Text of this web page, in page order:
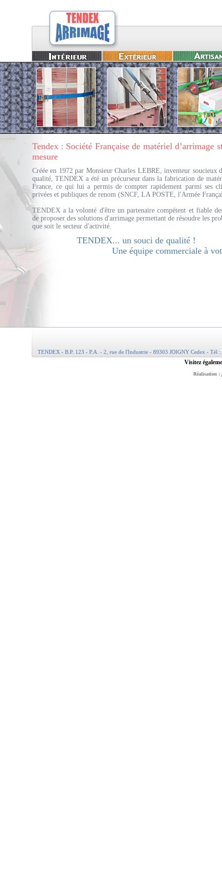
Tendex : Société Française de matériel d’arrimage
mesure
Créée en 1972 par Monsieur Charles LEBRE, inventeur soucieux
qualité, TENDEX a été un précurseur dans la fabrication de
France, ce qui lui a permis de compter rapidement parmi ses
privées et publiques de renom (SNCF, LA POSTE, l'Armée
TENDEX a la volonté d'être un partenaire compétent et fiable
de proposer des solutions d'arrimage permettant de résoudre les
que soit le secteur d'activité.
TENDEX... un souci de qualité !
Une équipe commerciale à
TENDEX - B.P. 123 - P.A. - 2, rue de l'Industrie - 89303 JOIGNY Cedex - Tél
Visitez
Réalisation :